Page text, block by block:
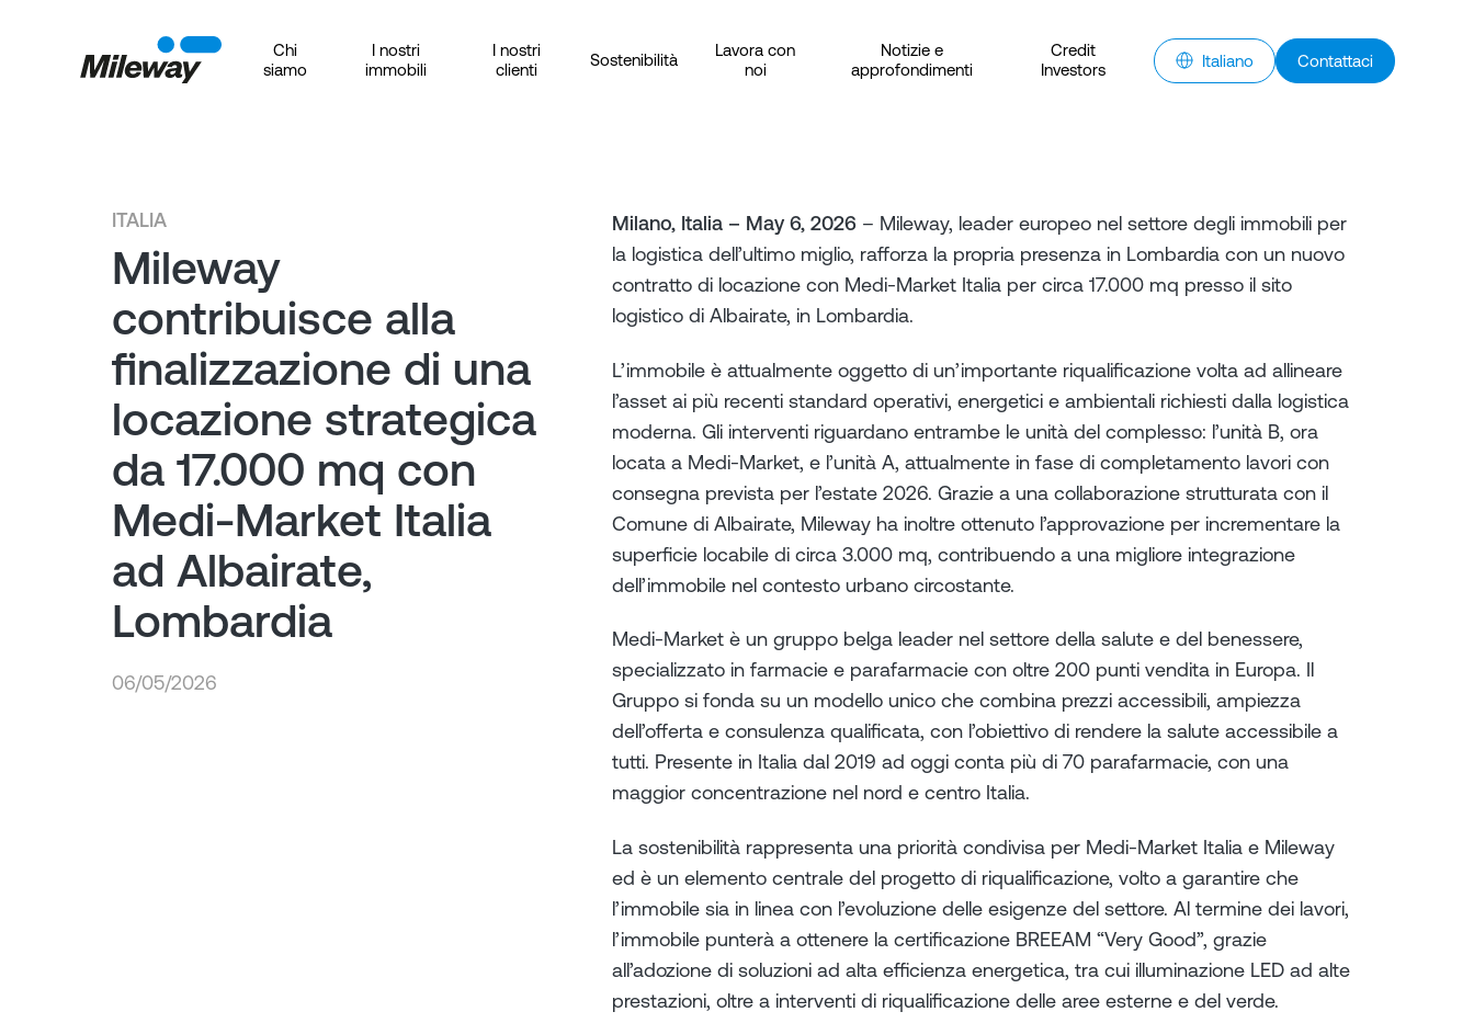
Chi
siamo
I nostri
immobili
I nostri
clienti
Sostenibilità
Lavora con
noi
Notizie e
approfondimenti
Credit
Investors
Italiano Contattaci
ITALIA
Mileway
contribuisce alla
finalizzazione di una
locazione strategica
da 17.000 mq con
Medi-Market Italia
ad Albairate,
Lombardia
06/05/2026
Milano, Italia – May 6, 2026 – Mileway, leader europeo nel settore degli immobili per
la logistica dell’ultimo miglio, rafforza la propria presenza in Lombardia con un nuovo
contratto di locazione con Medi-Market Italia per circa 17.000 mq presso il sito
logistico di Albairate, in Lombardia.
L’immobile è attualmente oggetto di un’importante riqualificazione volta ad allineare
l’asset ai più recenti standard operativi, energetici e ambientali richiesti dalla logistica
moderna. Gli interventi riguardano entrambe le unità del complesso: l’unità B, ora
locata a Medi-Market, e l’unità A, attualmente in fase di completamento lavori con
consegna prevista per l’estate 2026. Grazie a una collaborazione strutturata con il
Comune di Albairate, Mileway ha inoltre ottenuto l’approvazione per incrementare la
superficie locabile di circa 3.000 mq, contribuendo a una migliore integrazione
dell’immobile nel contesto urbano circostante.
Medi-Market è un gruppo belga leader nel settore della salute e del benessere,
specializzato in farmacie e parafarmacie con oltre 200 punti vendita in Europa. Il
Gruppo si fonda su un modello unico che combina prezzi accessibili, ampiezza
dell’offerta e consulenza qualificata, con l’obiettivo di rendere la salute accessibile a
tutti. Presente in Italia dal 2019 ad oggi conta più di 70 parafarmacie, con una
maggior concentrazione nel nord e centro Italia.
La sostenibilità rappresenta una priorità condivisa per Medi-Market Italia e Mileway
ed è un elemento centrale del progetto di riqualificazione, volto a garantire che
l’immobile sia in linea con l’evoluzione delle esigenze del settore. Al termine dei lavori,
l’immobile punterà a ottenere la certificazione BREEAM “Very Good”, grazie
all’adozione di soluzioni ad alta efficienza energetica, tra cui illuminazione LED ad alte
prestazioni, oltre a interventi di riqualificazione delle aree esterne e del verde.